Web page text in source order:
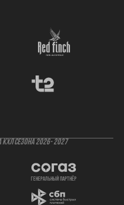
СЕЗОНА 2026- 2027
генеральный партнёр